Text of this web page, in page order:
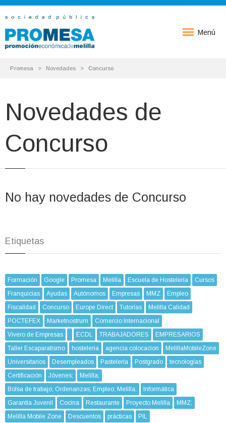
Menú
Promesa Novedades Concurso
Novedades de
Concurso
No hay novedades de Concurso
Etiquetas
Formación Google Promesa Melilla Escuela de Hostelería
Cursos
Franquicias
Ayudas Autónomos Empresas MMZ
Empleo
Fiscalidad
Concurso Europe Direct Tutorías
Melilla Calidad
POCTEFEX
Marketnostrum
Comercio Internacional
Vivero de Empresas
ECDL TRABAJADORES
EMPRESARIOS
Taller Escaparatismo
hosteleria agencia colocacion
MelillaMobileZone
Universitarios
Desempleados Pastelería Postgrado
tecnologías
Certificación
Jóvenes;
Melilla;
Bolsa de trabajo; Ordenanzas; Empleo; Melilla;
Informática
Garantía Juvenil
Cocina Restaurante Proyecto Melilla
MMZ;
Melilla Mobile Zone
Descuentos prácticas
PIL